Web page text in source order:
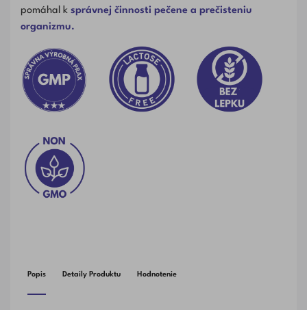
pomáhal k správnej činnosti pečene a prečisteniu
organizmu.
Popis Detaily Produktu Hodnotenie